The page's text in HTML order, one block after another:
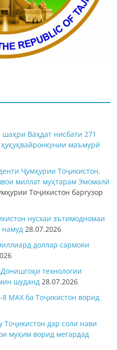
Ваҳдат нисбати 271
маъмурӣ
Ҷумҳурии Тоҷикистон,
миллат муҳтарам Эмомалӣ
Тоҷикистон баргузор
нусхаи эътимодномаи
намуд 28.07.2026
доллар сармояи
технологии
шуданд 28.07.2026
MAX ба Тоҷикистон ворид
Тоҷикистон дар соли нави
муҳим ворид мегардад